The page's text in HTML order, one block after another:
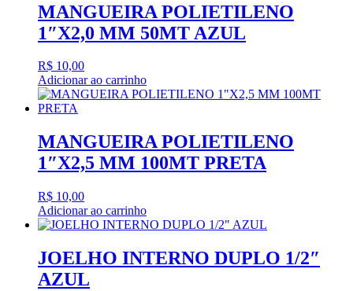
MANGUEIRA POLIETILENO
1″X2,0 MM 50MT AZUL
R$ 10,00
Adicionar ao carrinho
MANGUEIRA POLIETILENO
1″X2,5 MM 100MT PRETA
R$ 10,00
Adicionar ao carrinho
JOELHO INTERNO DUPLO 1/2″
AZUL